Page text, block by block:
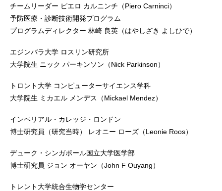
チームリーダー ピエロ カルニンチ（Piero Carninci）
予防医療・診断技術開発プログラム
プログラムディレクター 林崎 良英（はやしざき よしひで）
エジンバラ大学 ロスリン研究所
大学院生 ニック パーキンソン（Nick Parkinson）
トロント大学 コンピューターサイエンス学科
大学院生 ミカエル メンデス（Mickael Mendez）
インペリアル・カレッジ・ロンドン
博士研究員（研究当時） レオニー ローズ（Leonie Roos）
デューク・シンガポール国立大学医学部
博士研究員 ジョン オーヤン（John F Ouyang）
トレント大学統合生物学センター